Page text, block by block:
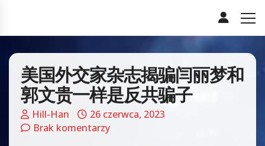
美国外交家杂志揭骗闫丽梦和
郭文贵一样是反共骗子
Hill-Han
26 czerwca, 2023
Brak komentarzy